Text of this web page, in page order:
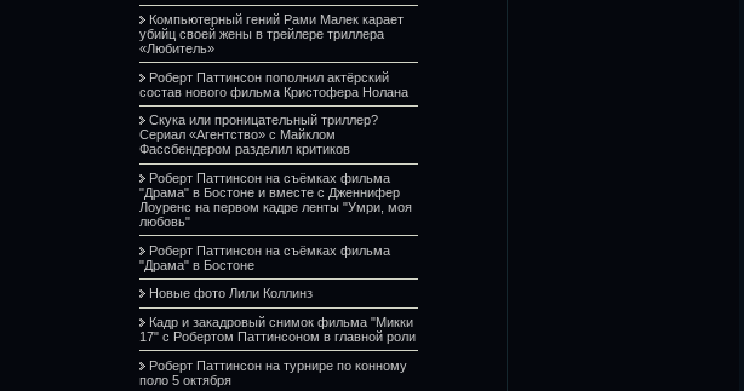
Компьютерный гений Рами Малек карает
убийц своей жены в трейлере триллера
«Любитель»
Роберт Паттинсон пополнил актёрский
состав нового фильма Кристофера Нолана
Скука или проницательный триллер?
Сериал «Агентство» с Майклом
Фассбендером разделил критиков
Роберт Паттинсон на съёмках фильма
"Драма" в Бостоне и вместе с Дженнифер
Лоуренс на первом кадре ленты "Умри, моя
любовь"
Роберт Паттинсон на съёмках фильма
"Драма" в Бостоне
Новые фото Лили Коллинз
Кадр и закадровый снимок фильма "Микки
17" с Робертом Паттинсоном в главной роли
Роберт Паттинсон на турнире по конному
поло 5 октября